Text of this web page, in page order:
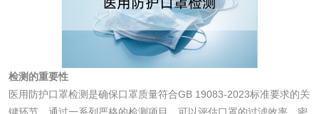
检测的重要性
医用防护口罩检测是确保口罩质量符合GB 19083-2023标准要求的关
化妆品
化妆品毒理试验